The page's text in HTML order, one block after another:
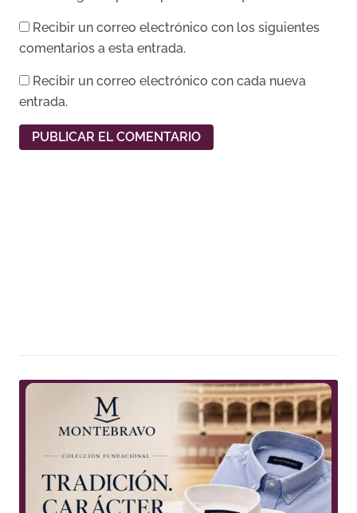
Recibir un correo electrónico con los siguientes
comentarios a esta entrada.
Recibir un correo electrónico con cada nueva
entrada.